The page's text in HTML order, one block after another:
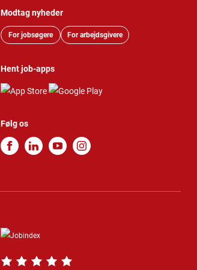
Modtag nyheder
For jobsøgere For arbejdsgivere
Hent job-apps
Følg os